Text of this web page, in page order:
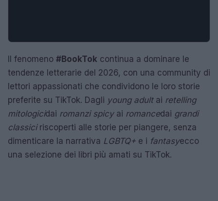
Il fenomeno #BookTok continua a dominare le
tendenze letterarie del 2026, con una community di
lettori appassionati che condividono le loro storie
preferite su TikTok. Dagli young adultai retelling
mitologicidai romanzi spicyai romancedai grandi
classiciriscoperti alle storie per piangere, senza
dimenticare la narrativa LGBTQ+ e i fantasyecco
una selezione dei libri più amati su TikTok.